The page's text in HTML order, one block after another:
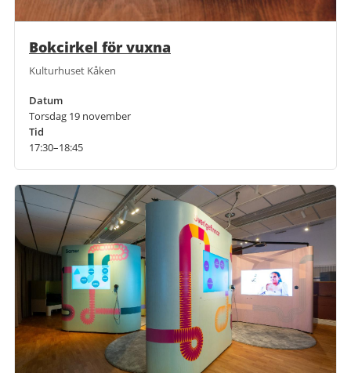
Bokcirkel för vuxna
Kulturhuset Kåken
Datum
Torsdag 19 november
Tid
17:30–18:45